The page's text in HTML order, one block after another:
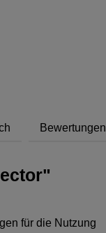
Bewertungen
für die Nutzung